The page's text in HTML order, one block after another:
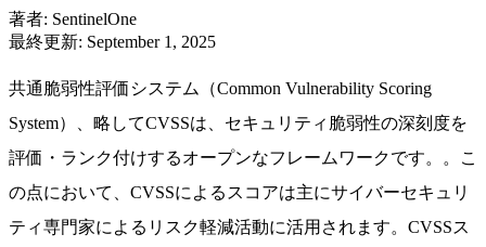
著者: SentinelOne
最終更新: September 1, 2025
共通脆弱性評価システム（Common Vulnerability Scoring
System）、略してCVSSは、セキュリティ脆弱性の深刻度を
評価・ランク付けするオープンなフレームワークです。。こ
の点において、CVSSによるスコアは主にサイバーセキュリ
ティ専門家によるリスク軽減活動に活用されます。CVSSス